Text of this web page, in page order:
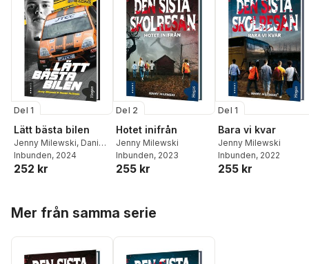
Del 1
Lätt bästa bilen
Jenny Milewski, Daniel
Hultman
Inbunden, 2024
252 kr
Del 2
Hotet inifrån
Jenny Milewski
Inbunden, 2023
255 kr
Del 1
Bara vi kvar
Jenny Milewski
Inbunden, 2022
255 kr
Mer från samma serie